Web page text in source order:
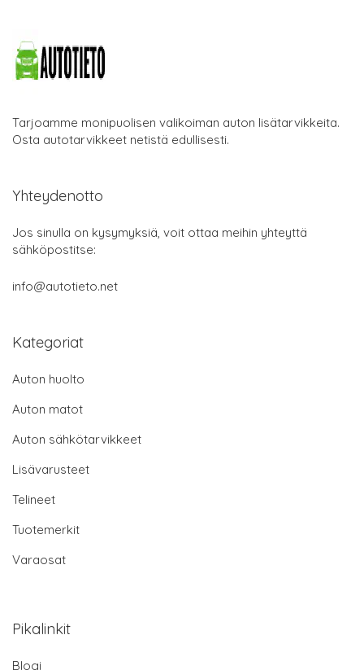
Tarjoamme monipuolisen valikoiman auton lisätarvikkeita.
Osta autotarvikkeet netistä edullisesti.
Yhteydenotto
Jos sinulla on kysymyksiä, voit ottaa meihin yhteyttä
sähköpostitse:
info@autotieto.net
Kategoriat
Auton huolto
Auton matot
Auton sähkötarvikkeet
Lisävarusteet
Telineet
Tuotemerkit
Varaosat
Pikalinkit
Blogi